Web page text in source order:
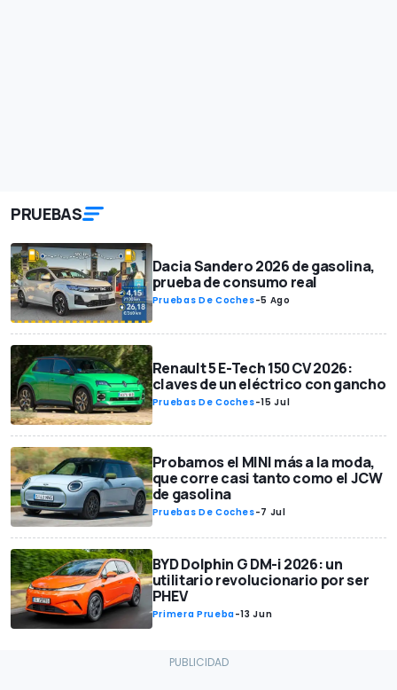
PRUEBAS
Dacia Sandero 2026 de gasolina,
prueba de consumo real
Pruebas De Coches-5 Ago
Renault 5 E-Tech 150 CV 2026:
claves de un eléctrico con gancho
Pruebas De Coches-15 Jul
Probamos el MINI más a la moda,
que corre casi tanto como el JCW
de gasolina
Pruebas De Coches-7 Jul
BYD Dolphin G DM-i 2026: un
utilitario revolucionario por ser
PHEV
Primera Prueba-13 Jun